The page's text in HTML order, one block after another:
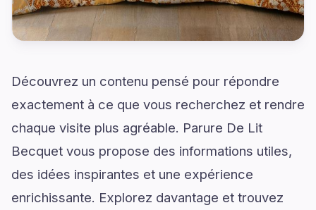
Découvrez un contenu pensé pour répondre
exactement à ce que vous recherchez et rendre
chaque visite plus agréable. Parure De Lit
Becquet vous propose des informations utiles,
des idées inspirantes et une expérience
enrichissante. Explorez davantage et trouvez